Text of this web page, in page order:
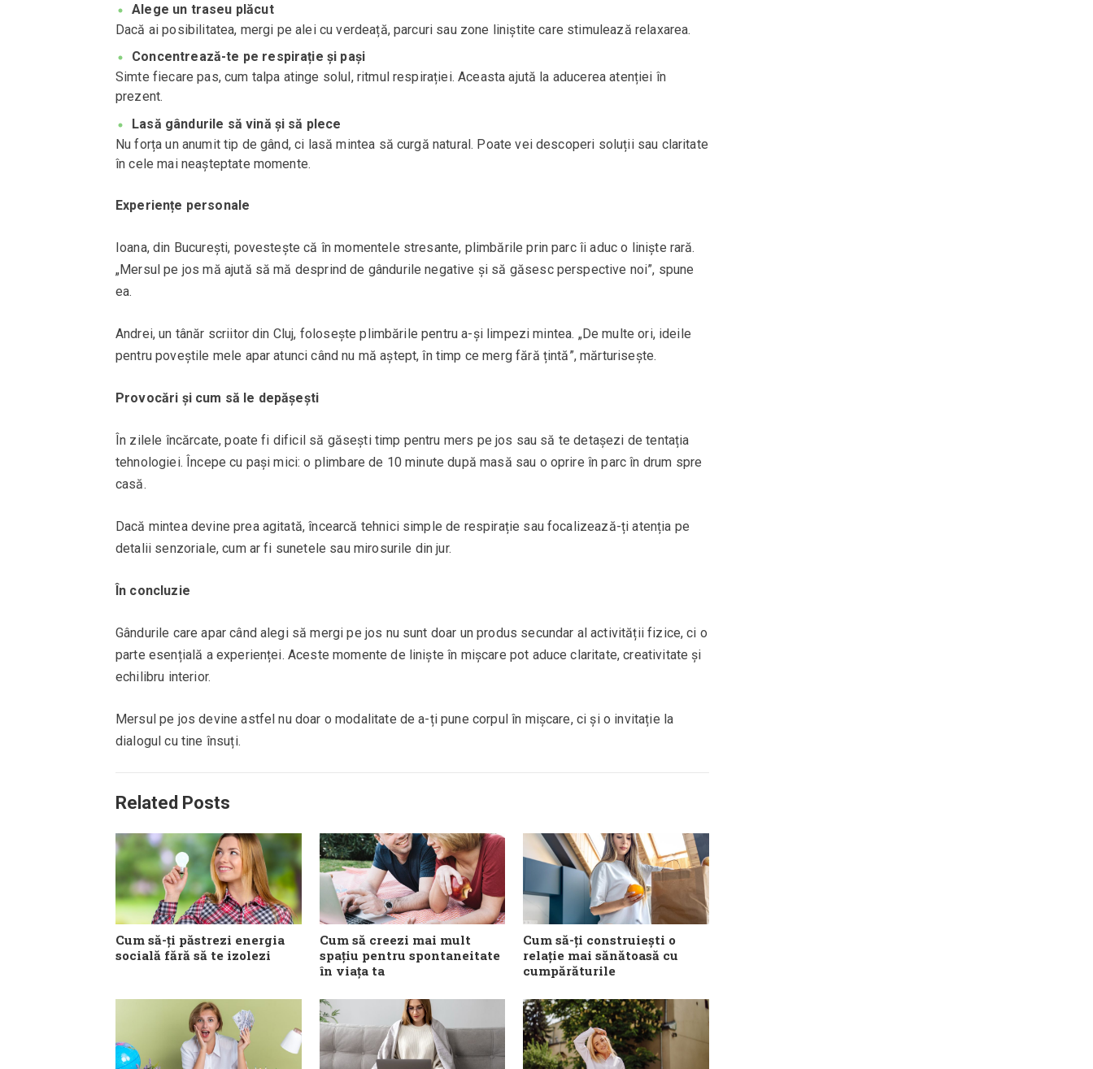
Alege un traseu plăcut
Dacă ai posibilitatea, mergi pe alei cu verdeață, parcuri sau zone liniștite care stimulează relaxarea.
Concentrează-te pe respirație și pași
Simte fiecare pas, cum talpa atinge solul, ritmul respirației. Aceasta ajută la aducerea atenției în
prezent.
Lasă gândurile să vină și să plece
Nu forța un anumit tip de gând, ci lasă mintea să curgă natural. Poate vei descoperi soluții sau claritate
în cele mai neașteptate momente.
Experiențe personale
Ioana, din București, povestește că în momentele stresante, plimbările prin parc îi aduc o liniște rară.
„Mersul pe jos mă ajută să mă desprind de gândurile negative și să găsesc perspective noi”, spune
ea.
Andrei, un tânăr scriitor din Cluj, folosește plimbările pentru a-și limpezi mintea. „De multe ori, ideile
pentru poveștile mele apar atunci când nu mă aștept, în timp ce merg fără țintă”, mărturisește.
Provocări și cum să le depășești
În zilele încărcate, poate fi dificil să găsești timp pentru mers pe jos sau să te detașezi de tentația
tehnologiei. Începe cu pași mici: o plimbare de 10 minute după masă sau o oprire în parc în drum spre
casă.
Dacă mintea devine prea agitată, încearcă tehnici simple de respirație sau focalizează-ți atenția pe
detalii senzoriale, cum ar fi sunetele sau mirosurile din jur.
În concluzie
Gândurile care apar când alegi să mergi pe jos nu sunt doar un produs secundar al activității fizice, ci o
parte esențială a experienței. Aceste momente de liniște în mișcare pot aduce claritate, creativitate și
echilibru interior.
Mersul pe jos devine astfel nu doar o modalitate de a-ți pune corpul în mișcare, ci și o invitație la
dialogul cu tine însuți.
Related Posts
Cum să-ți păstrezi energia
socială fără să te izolezi
Cum să creezi mai mult
spațiu pentru spontaneitate
în viața ta
Cum să-ți construiești o
relație mai sănătoasă cu
cumpărăturile